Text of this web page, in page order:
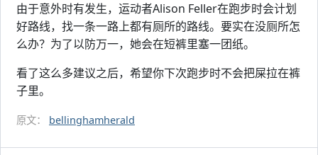
由于意外时有发生，运动者Alison Feller在跑步时会计划
好路线，找一条一路上都有厕所的路线。要实在没厕所怎
么办？为了以防万一，她会在短裤里塞一团纸。
看了这么多建议之后，希望你下次跑步时不会把屎拉在裤
子里。
原文： bellinghamherald